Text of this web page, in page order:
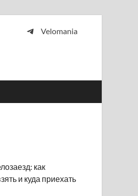
Velomania
как
и куда приехать